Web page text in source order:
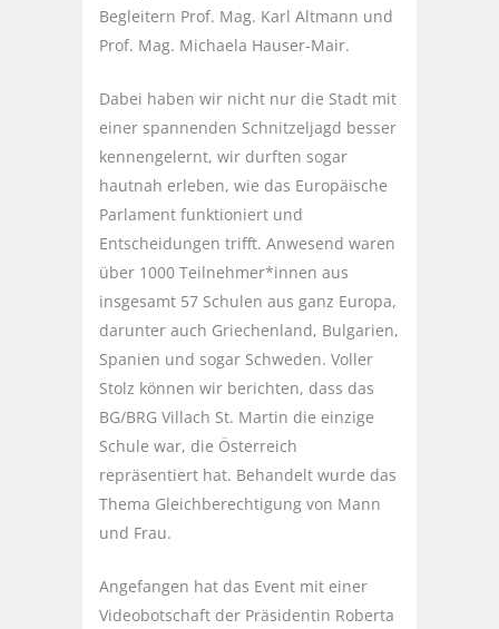
Begleitern Prof. Mag. Karl Altmann und
Prof. Mag. Michaela Hauser-Mair.
Dabei haben wir nicht nur die Stadt mit
einer spannenden Schnitzeljagd besser
kennengelernt, wir durften sogar
hautnah erleben, wie das Europäische
Parlament funktioniert und
Entscheidungen trifft. Anwesend waren
über 1000 Teilnehmer*innen aus
insgesamt 57 Schulen aus ganz Europa,
darunter auch Griechenland, Bulgarien,
Spanien und sogar Schweden. Voller
Stolz können wir berichten, dass das
BG/BRG Villach St. Martin die einzige
Schule war, die Österreich
repräsentiert hat. Behandelt wurde das
Thema Gleichberechtigung von Mann
und Frau.
Angefangen hat das Event mit einer
Videobotschaft der Präsidentin Roberta